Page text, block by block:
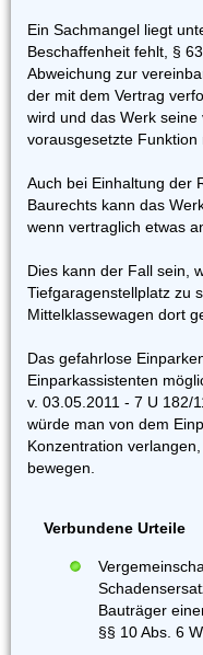
Ein Sachmangel liegt
Beschaffenheit fehlt, §
Abweichung zur
der mit dem Vertrag
wird und das Werk
vorausgesetzte Funktion
Auch bei Einhaltung der
Baurechts kann das
wenn vertraglich etwas
Dies kann der Fall sein,
Tiefgaragenstellplatz zu
Mittelklassewagen dort
Das gefahrlose
Einparkassistenten
v. 03.05.2011 - 7 U 182/
würde man von dem
Konzentration
bewegen.
Verbundene Urteile
Bauträger
§§ 10 Abs. 6